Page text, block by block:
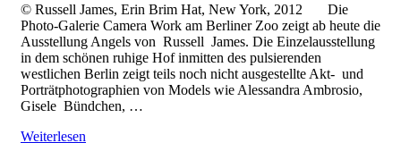
© Russell James, Erin Brim Hat, New York, 2012 Die
Photo-Galerie Camera Work am Berliner Zoo zeigt ab heute die
Ausstellung Angels von Russell James. Die Einzelausstellung
in dem schönen ruhige Hof inmitten des pulsierenden
westlichen Berlin zeigt teils noch nicht ausgestellte Akt- und
Porträtphotographien von Models wie Alessandra Ambrosio,
Gisele Bündchen, …
Weiterlesen